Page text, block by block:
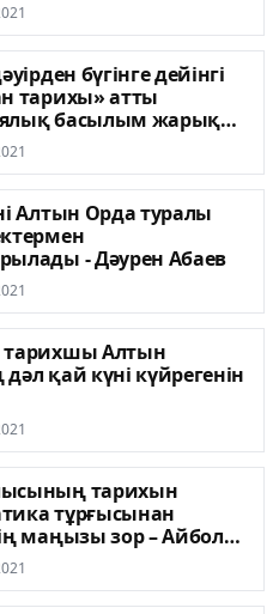
бүгінге дейінгі
тарихы» атты
басылым жарық
Алтын Орда туралы
- Дәурен Абаев
Алтын
қай күні күйрегенін
тарихын
тұрғысынан
маңызы зор – Айболат